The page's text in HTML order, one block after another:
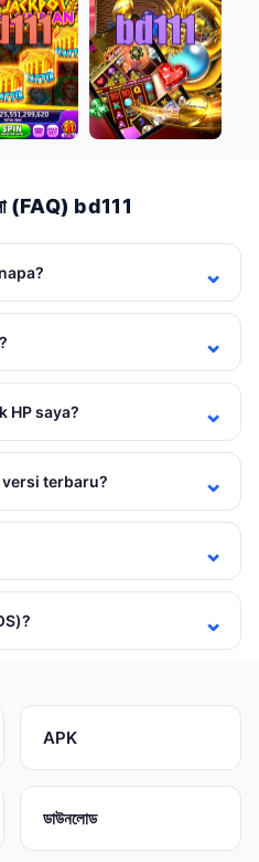
(FAQ) bd111
HP saya?
versi terbaru?
APK
ডাউনলোড